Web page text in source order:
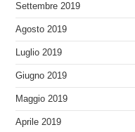
Settembre 2019
Agosto 2019
Luglio 2019
Giugno 2019
Maggio 2019
Aprile 2019